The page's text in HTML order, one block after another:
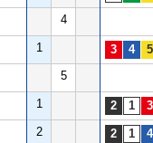
4
1
5
1
2